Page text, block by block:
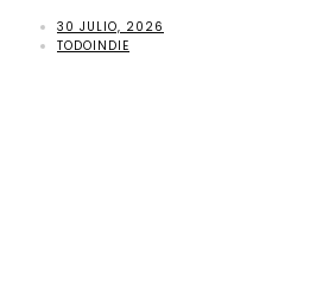
30 JULIO, 2026
TODOINDIE